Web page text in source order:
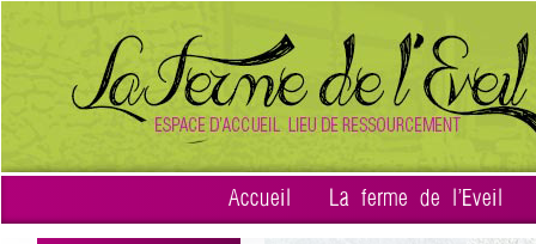
Accueil La ferme de l'Eveil